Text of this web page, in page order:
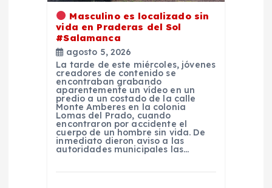
Masculino es localizado sin
vida en Praderas del Sol
#Salamanca
agosto 5, 2026
La tarde de este miércoles, jóvenes
creadores de contenido se
encontraban grabando
aparentemente un vídeo en un
predio a un costado de la calle
Monte Amberes en la colonia
Lomas del Prado, cuando
encontraron por accidente el
cuerpo de un hombre sin vida. De
inmediato dieron aviso a las
autoridades municipales las…